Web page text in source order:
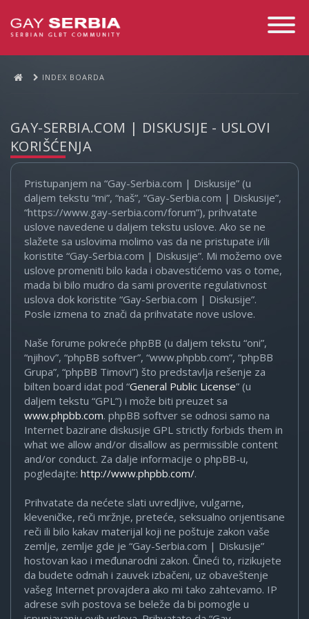
Toggle
INDEX BOARDA
GAY-SERBIA.COM | DISKUSIJE - USLOVI
KORIŠĆENJA
Pristupanjem na “Gay-Serbia.com | Diskusije” (u
daljem tekstu “mi”, “naš”, “Gay-Serbia.com | Diskusije”,
“https://www.gay-serbia.com/forum”), prihvatate
uslove navedene u daljem tekstu uslove. Ako se ne
slažete sa uslovima molimo vas da ne pristupate i/ili
koristite “Gay-Serbia.com | Diskusije”. Mi možemo ove
uslove promeniti bilo kada i obavestićemo vas o tome,
mada bi bilo mudro da sami proverite regulativnost
uslova dok koristite “Gay-Serbia.com | Diskusije”.
Posle izmena to znači da prihvatate nove uslove.
Naše forume pokreće phpBB (u daljem tekstu “oni”,
“njihov”, “phpBB softver”, “www.phpbb.com”, “phpBB
Grupa”, “phpBB Timovi”) što predstavlja rešenje za
bilten board idat pod “General Public License” (u
daljem tekstu “GPL”) i može biti preuzet sa
www.phpbb.com. phpBB softver se odnosi samo na
Internet bazirane diskusije GPL strictly forbids them in
what we allow and/or disallow as permissible content
and/or conduct. Za dalje informacije o phpBB-u,
pogledajte: http://www.phpbb.com/.
Prihvatate da nećete slati uvredljive, vulgarne,
kleveničke, reči mržnje, preteće, seksualno orijentisane
reči ili bilo kakav materijal koji ne poštuje zakon vaše
zemlje, zemlje gde je “Gay-Serbia.com | Diskusije”
hostovan kao i međunarodni zakon. Čineći to, rizikujete
da budete odmah i zauvek izbačeni, uz obaveštenje
vašeg Internet provajdera ako mi tako zahtevamo. IP
adrese svih postova se beleže da bi pomogle u